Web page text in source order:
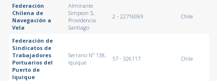
Federación
Chilena de
Navegación a
Vela
Almirante
Simpson 5,
Providencia
Santiago
2 - 22716069 Chile
Federación de
Sindicatos de
Trabajadores
Portuarios del
Puerto de
Iquique
Serrano Nº 138,
Iquique
57 - 326117 Chile